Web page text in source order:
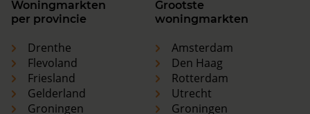
Woningmarkten
per provincie
Drenthe
Flevoland
Friesland
Gelderland
Groningen
Grootste
woningmarkten
Amsterdam
Den Haag
Rotterdam
Utrecht
Groningen